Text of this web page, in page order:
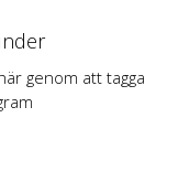
genom att tagga